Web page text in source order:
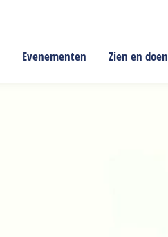
Evenementen Zien en doen